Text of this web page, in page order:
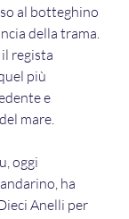
al botteghino
della trama.
regista
più
e
mare.
oggi
ha
Anelli per